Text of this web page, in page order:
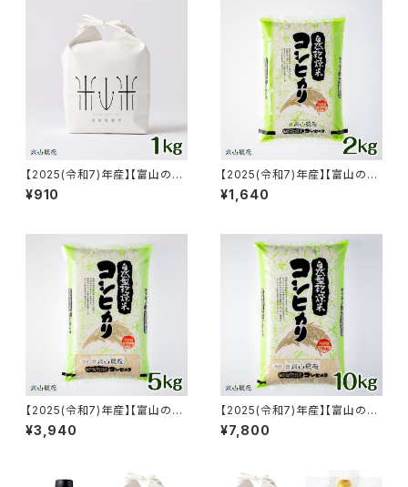
【2025(令和7)年産】【富山の
米】贈答用におすすめ【白米１k
g・専用パッケージ】特別栽培米
¥910
【2025(令和7)年産】【富山の
米】【白米2kg】特別栽培米 自然
型乾燥コシヒカリ「米山米」【富
¥1,640
【2025(令和7)年産】【富山の
米】【白米5kg】特別栽培米 自然
型乾燥コシヒカリ「米山米」【富
¥3,940
【2025(令和7)年産】【富山の
米】【白米10kg】特別栽培米 自
然型乾燥コシヒカリ「米山米」
¥7,800